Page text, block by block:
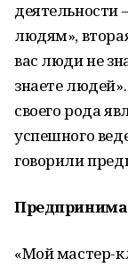
деятельности
людям»,
вас люди не
знаете
своего рода
успешного
говорили
«Мой мастер-